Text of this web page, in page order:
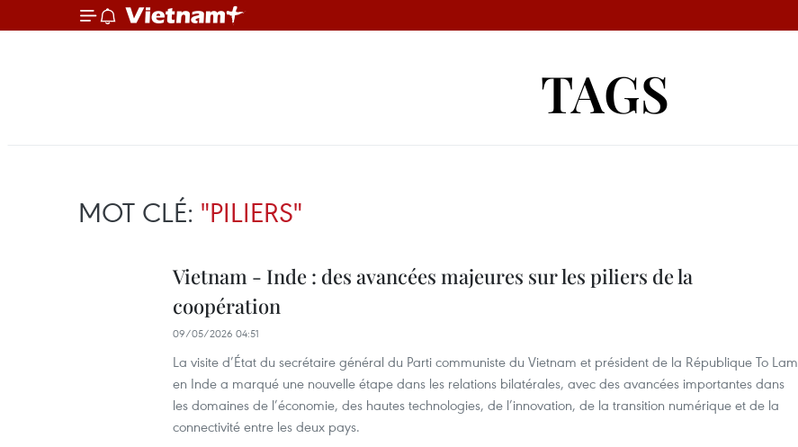
TAGS
MOT CLÉ: "PILIERS"
Vietnam - Inde : des avancées majeures sur les piliers de la
coopération
09/05/2026 04:51
La visite d’État du secrétaire général du Parti communiste du Vietnam et président de la République To Lam
en Inde a marqué une nouvelle étape dans les relations bilatérales, avec des avancées importantes dans
les domaines de l’économie, des hautes technologies, de l’innovation, de la transition numérique et de la
connectivité entre les deux pays.